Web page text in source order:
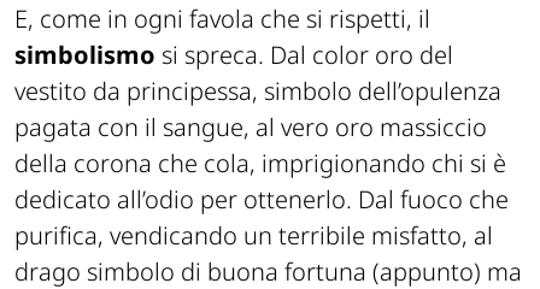
E, come in ogni favola che si rispetti, il
simbolismo si spreca. Dal color oro del
vestito da principessa, simbolo dell’opulenza
pagata con il sangue, al vero oro massiccio
della corona che cola, imprigionando chi si è
dedicato all’odio per ottenerlo. Dal fuoco che
purifica, vendicando un terribile misfatto, al
drago simbolo di buona fortuna (appunto) ma